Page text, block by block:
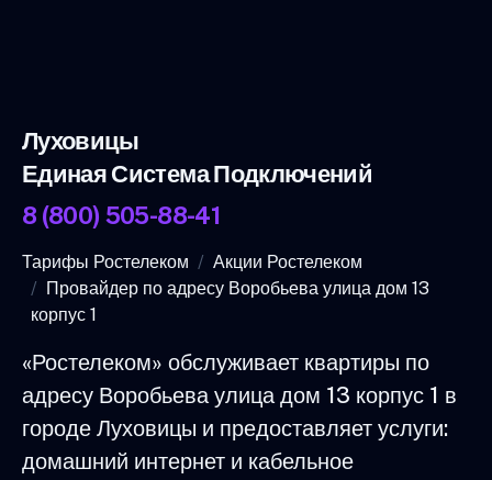
Луховицы
Единая Система Подключений
8 (800) 505-88-41
Тарифы Ростелеком
Акции Ростелеком
Провайдер по адресу Воробьева улица дом 13
корпус 1
«Ростелеком» обслуживает квартиры по
адресу Воробьева улица дом 13 корпус 1 в
городе Луховицы и предоставляет услуги:
домашний интернет и кабельное